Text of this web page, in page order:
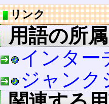
リンク
用語の所属
インター
ジャンク